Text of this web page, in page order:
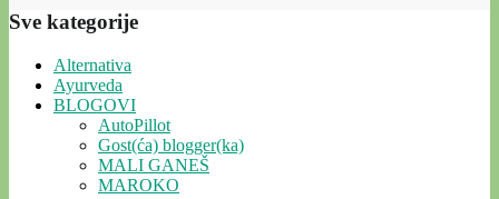
Sve kategorije
Alternativa
Ayurveda
BLOGOVI
AutoPillot
Gost(ća) blogger(ka)
MALI GANEŠ
MAROKO